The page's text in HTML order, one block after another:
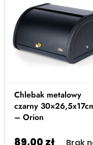
Chlebak metalowy
czarny
– Orion
89,00 zł